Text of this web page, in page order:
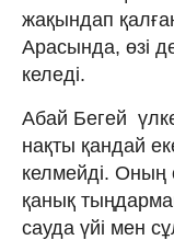
жақындап
Арасында, өзі
келеді.
Абай Бегей
нақты қандай
келмейді. Оның
қанық
сауда үйі мен